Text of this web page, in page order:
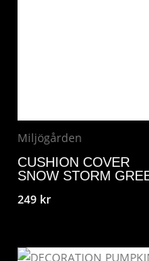
Miljögården
CUSHION COVER
SNOW STORM
249 kr